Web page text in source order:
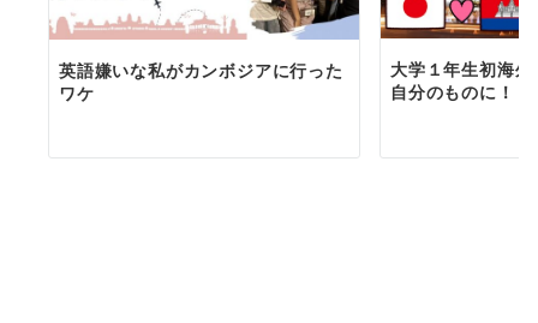
英語嫌いな私がカンボジアに行った
ワケ
大学１年生初海
自分のものに！！